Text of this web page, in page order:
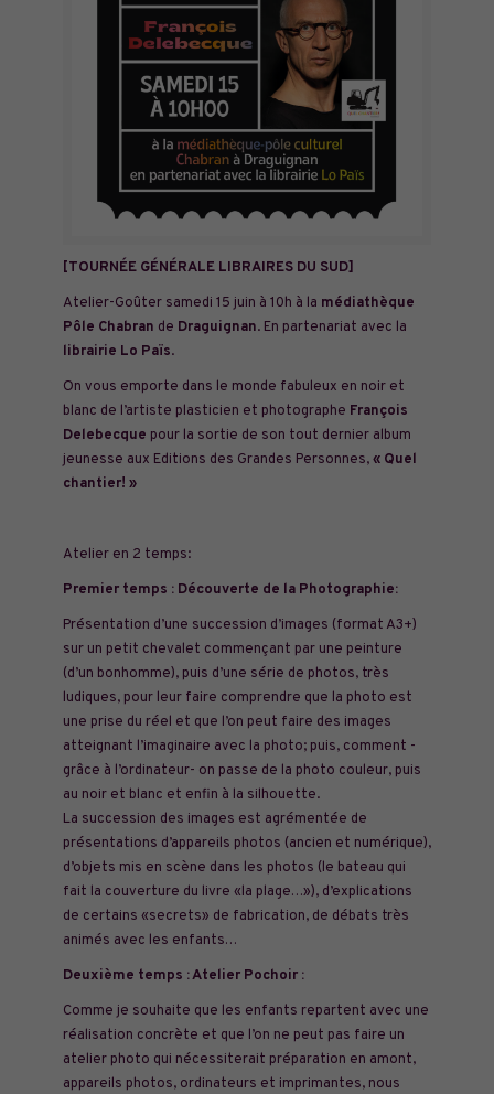
[TOURNÉE GÉNÉRALE LIBRAIRES DU SUD]
Atelier-Goûter samedi 15 juin à 10h à la médiathèque
Pôle Chabran de Draguignan. En partenariat avec la
librairie Lo Païs.
On vous emporte dans le monde fabuleux en noir et
blanc de l’artiste plasticien et photographe François
Delebecque pour la sortie de son tout dernier album
jeunesse aux Editions des Grandes Personnes,« Quel
chantier! »
Atelier en 2 temps:
Premier temps : Découverte de la Photographie:
Présentation d’une succession d’images (format A3+)
sur un petit chevalet commençant par une peinture
(d’un bonhomme), puis d’une série de photos, très
ludiques, pour leur faire comprendre que la photo est
une prise du réel et que l’on peut faire des images
atteignant l’imaginaire avec la photo; puis, comment -
grâce à l’ordinateur- on passe de la photo couleur, puis
au noir et blanc et enfin à la silhouette.
La succession des images est agrémentée de
présentations d’appareils photos (ancien et numérique),
d’objets mis en scène dans les photos (le bateau qui
fait la couverture du livre «la plage…»), d’explications
de certains «secrets» de fabrication, de débats très
animés avec les enfants…
Deuxième temps : Atelier Pochoir :
Comme je souhaite que les enfants repartent avec une
réalisation concrète et que l’on ne peut pas faire un
atelier photo qui nécessiterait préparation en amont,
appareils photos, ordinateurs et imprimantes, nous